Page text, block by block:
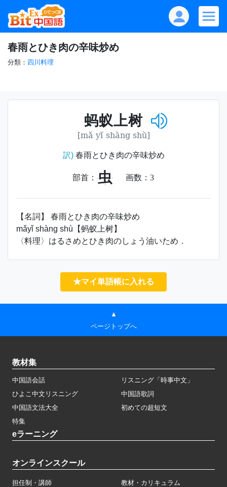
春雨とひき肉の辛味炒め
分類： 四川料理
蚂蚁上树
[mǎ yǐ shàng shù]
訳)春雨とひき肉の辛味炒め
部首： 虫 画数： 3
【名詞】 春雨とひき肉の辛味炒め
mǎyǐ shàng shù【蚂蚁上树】
〈料理〉はるさめとひき肉のしょう油いため．
★マイ単語帳に入れる
▲
ページトップへ
教材集
中国語会話
リスニング「時事中文」
ひよこ中文リスニング
中国語歌詞
中国語文法大全
初めての超短文
特集
eラーニング
オンラインスクール
担任制・講師 教材・カリキュラム